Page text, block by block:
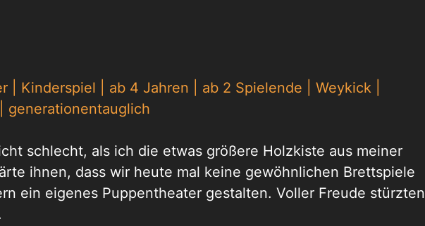
| Kinderspiel | ab 4 Jahren | ab 2 Spielende | Weykick |
generationentauglich
schlecht, als ich die etwas größere Holzkiste aus meiner
ihnen, dass wir heute mal keine gewöhnlichen Brettspiele
ein eigenes Puppentheater gestalten. Voller Freude stürzten